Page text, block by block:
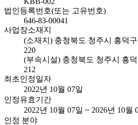
법인등록번호(또는 고유번호)
646-83-00041
사업장소재지
(소재지) 충청북도 청주시 흥덕
220
(부속시설) 충청북도 청주시 흥
212
최초인정일자
2022년 10월 07일
인정유효기간
2022년 10월 07일 ~ 2026년 10월
인정 분야